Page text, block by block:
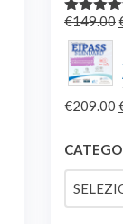
5.00SU
€149.00
€209.00